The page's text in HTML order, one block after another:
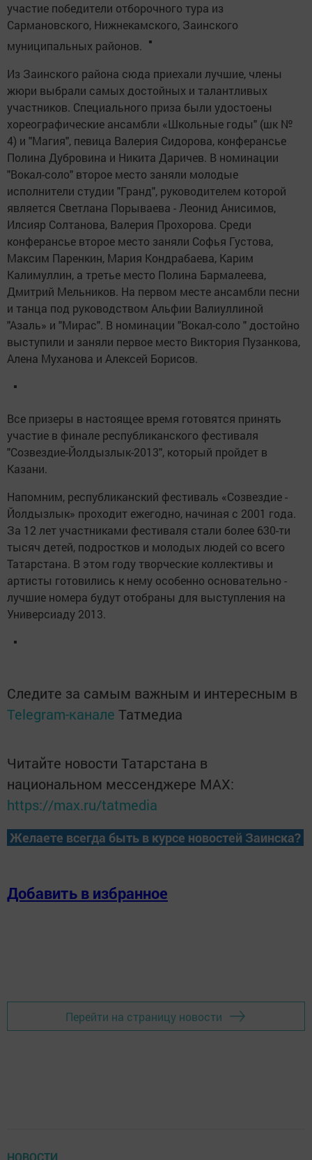
участие победители отборочного тура из
Сармановского, Нижнекамского, Заинского
муниципальных районов.
Из Заинского района сюда приехали лучшие, члены
жюри выбрали самых достойных и талантливых
участников. Специального приза были удостоены
хореографические ансамбли «Школьные годы" (шк №
4) и "Магия", певица Валерия Сидорова, конферансье
Полина Дубровина и Никита Даричев. В номинации
"Вокал-соло" второе место заняли молодые
исполнители студии "Гранд", руководителем которой
является Светлана Порываева - Леонид Анисимов,
Илсияр Солтанова, Валерия Прохорова. Среди
конферансье второе место заняли Софья Густова,
Максим Паренкин, Мария Кондрабаева, Карим
Калимуллин, а третье место Полина Бармалеева,
Дмитрий Мельников. На первом месте ансамбли песни
и танца под руководством Альфии Валиуллиной
"Азаль» и "Мирас". В номинации "Вокал-соло " достойно
выступили и заняли первое место Виктория Пузанкова,
Алена Муханова и Алексей Борисов.
Все призеры в настоящее время готовятся принять
участие в финале республиканского фестиваля
"Созвездие-Йолдызлык-2013", который пройдет в
Казани.
Напомним, республиканский фестиваль «Созвездие -
Йолдызлык» проходит ежегодно, начиная с 2001 года.
За 12 лет участниками фестиваля стали более 630-ти
тысяч детей, подростков и молодых людей со всего
Татарстана. В этом году творческие коллективы и
артисты готовились к нему особенно основательно -
лучшие номера будут отобраны для выступления на
Универсиаду 2013.
Следите за самым важным и интересным в
Telegram-канале Татмедиа
Читайте новости Татарстана в
национальном мессенджере MАХ:
https://max.ru/tatmedia
Желаете всегда быть в курсе новостей Заинска?
Добавить в избранное
Перейти на страницу новости